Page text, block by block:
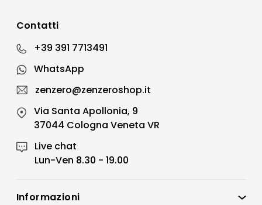
Contatti
+39 391 7713491
WhatsApp
zenzero@zenzeroshop.it
Via Santa Apollonia, 9
37044 Cologna Veneta VR
Live chat
Lun-Ven 8.30 - 19.00
Informazioni